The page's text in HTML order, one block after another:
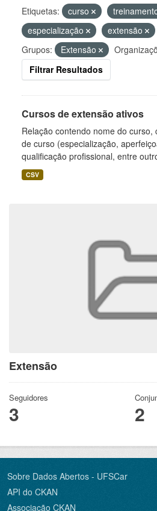
Extensão
Seguidores
3 2
Etiquetas: curso
especialização
extensão
Grupos:
Extensão
Filtrar Resultados
Cursos de extensão ativos
Relação contendo nome do curso,
de curso (especialização,
qualificação profissional, entre
CSV
Sobre Dados Abertos - UFSCar
API do CKAN
Associação CKAN